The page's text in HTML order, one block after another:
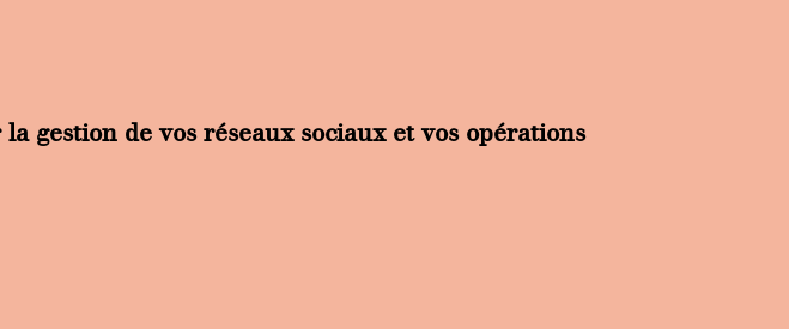
gestion de vos réseaux sociaux et vos opérations